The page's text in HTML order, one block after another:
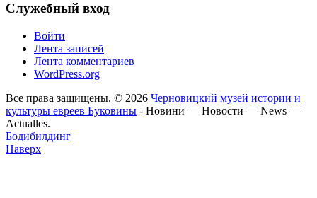
Служебный вход
Войти
Лента записей
Лента комментариев
WordPress.org
Все права защищены. © 2026 Черновицкий музей истории и
культуры евреев Буковины - Новини — Новости — News —
Actualles.
Бодибилдинг
Наверх